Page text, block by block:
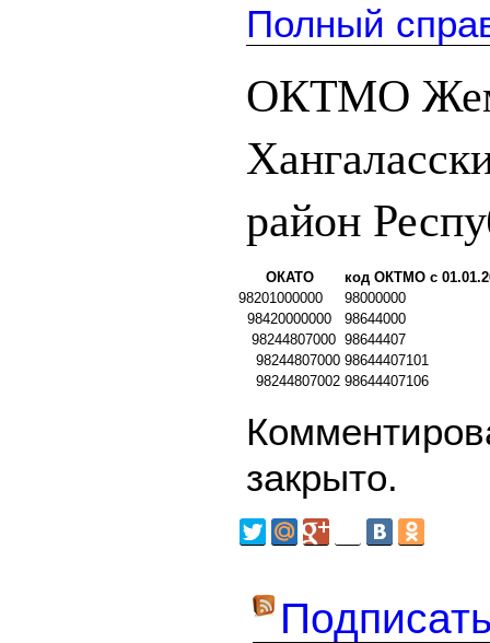
Полный
ОКТМО
район
ОКАТО
код ОКТМО с
98201000000
98000000
98420000000
98644000
98244807000 98644407
98244807000 98644407101
98244807002 98644407106
закрыто.